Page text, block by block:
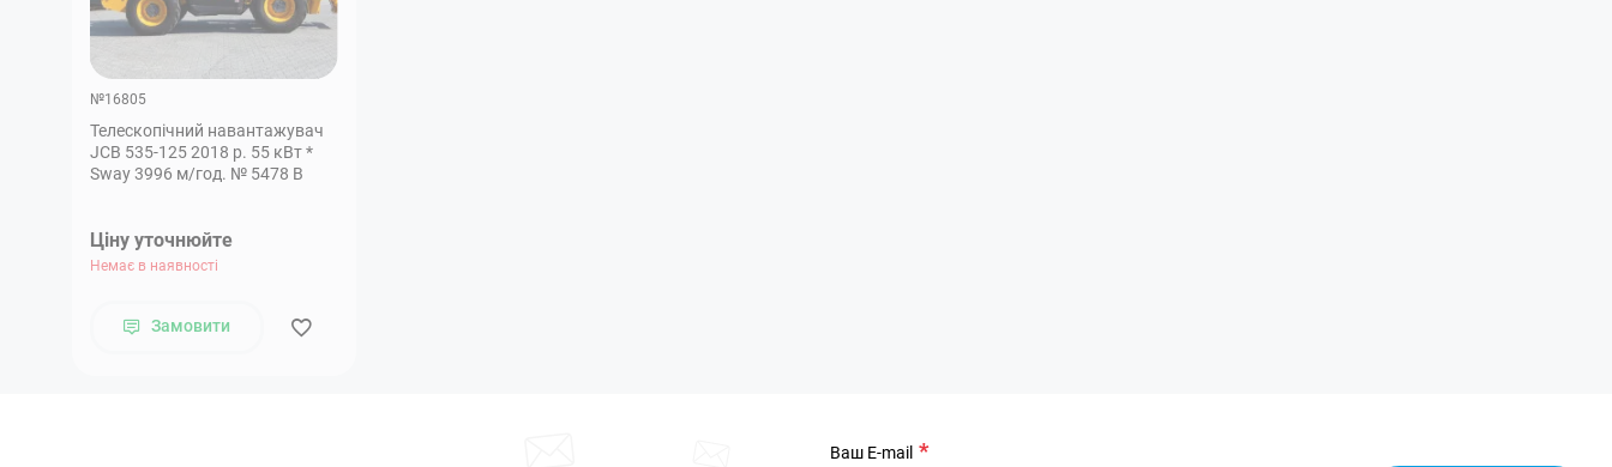
№16805
Телескопічний навантажувач
JCB 535-125 2018 р. 55 кВт *
Sway 3996 м/год. № 5478 B
Ціну уточнюйте
Немає в наявності
Замовити
Ваш E-mail